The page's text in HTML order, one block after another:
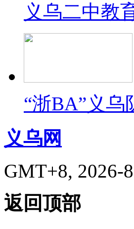
义乌二中教
“浙BA”义
义乌网
GMT+8, 2026-
返回顶部